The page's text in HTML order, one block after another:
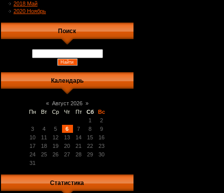
2018 Май
2020 Ноябрь
Поиск
Календарь
« Август 2026 »
Пн
Вт Ср Чт Пт Сб
Вс
1
2
3
4 5 6 7 8
9
10
11 12 13 14 15
16
17
18 19 20 21 22
23
24
25 26 27 28 29
30
31
Статистика